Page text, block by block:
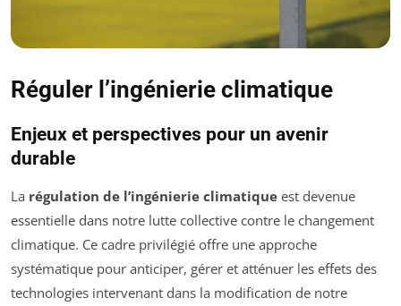
Réguler l’ingénierie climatique
Enjeux et perspectives pour un avenir
durable
La régulation de l’ingénierie climatique est devenue
essentielle dans notre lutte collective contre le changement
climatique. Ce cadre privilégié offre une approche
systématique pour anticiper, gérer et atténuer les effets des
technologies intervenant dans la modification de notre